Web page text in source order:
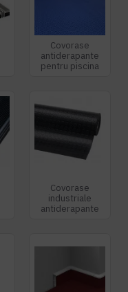
Covorase
antiderapante
pentru piscina
Covorase
industriale
antiderapante